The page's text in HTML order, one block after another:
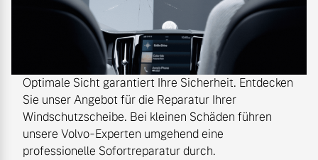
Optimale Sicht garantiert Ihre Sicherheit. Entdecken
Sie unser Angebot für die Reparatur Ihrer
Windschutzscheibe. Bei kleinen Schäden führen
unsere Volvo-Experten umgehend eine
professionelle Sofortreparatur durch.